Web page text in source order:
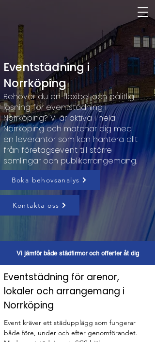
Eventstädning i
Norrköping
Behöver du en flexibel och pålitlig
lösning för eventstädning i
Norrköping? Vi är aktiva i hela
Norrköping och matchar dig med
en leverantör som kan hantera allt
från företagsevent till större
samlingar och publikarrangemang.
Boka behovsanalys
Kontakta oss
Vi jämför både städfirmor och offerter åt dig
Eventstädning för arenor,
lokaler och arrangemang i
Norrköping
Event kräver ett städupplägg som fungerar
både före, under och efter genomförandet.